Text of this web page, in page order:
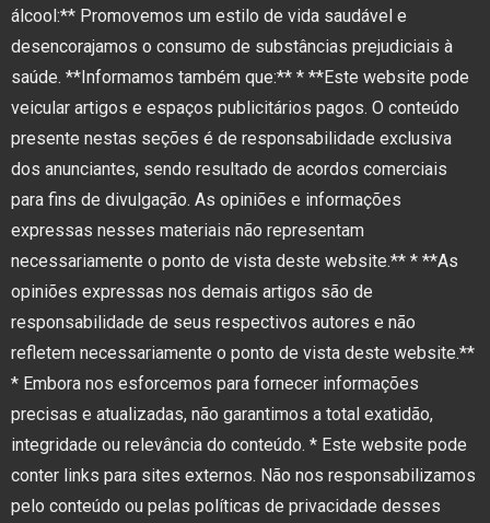
álcool:** Promovemos um estilo de vida saudável e
desencorajamos o consumo de substâncias prejudiciais à
saúde. **Informamos também que:** * **Este website pode
veicular artigos e espaços publicitários pagos. O conteúdo
presente nestas seções é de responsabilidade exclusiva
dos anunciantes, sendo resultado de acordos comerciais
para fins de divulgação. As opiniões e informações
expressas nesses materiais não representam
necessariamente o ponto de vista deste website.** * **As
opiniões expressas nos demais artigos são de
responsabilidade de seus respectivos autores e não
refletem necessariamente o ponto de vista deste website.**
* Embora nos esforcemos para fornecer informações
precisas e atualizadas, não garantimos a total exatidão,
integridade ou relevância do conteúdo. * Este website pode
conter links para sites externos. Não nos responsabilizamos
pelo conteúdo ou pelas políticas de privacidade desses